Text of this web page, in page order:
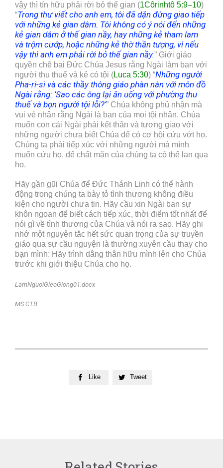
vậy thì tín hữu phải rời bỏ thế gian (1Côrinhtô 5:9–10)
“Trong thư viết cho anh em, tôi đã dặn đừng giao tiếp
với những kẻ gian dâm. Tôi không có ý nói đến những
kẻ gian dâm ở thế gian nầy, hay những kẻ tham lam
và trộm cướp, hoặc những kẻ thờ thần tượng, vì nếu
vậy thì anh em phải rời bỏ thế gian nầy.” Giới giáo
quyền chê bai Đức Chúa Jesus rằng Ngài làm bạn với
người thu thuế và kẻ có tội (Luca 5:30) “Những người
Pha-ri-si và các thầy thông giáo phàn nàn với môn đồ
Ngài rằng: ‘Sao các ông lại ăn uống với phường thu
thuế và bọn người tội lỗi?‘” Chúa không phủ nhận mà
vui vẻ nhận rằng Ngài là bạn của mọi tội nhân. Chúa
muốn con cái Ngài phải kết thân và tương giao với
những người chưa biết Chúa để có cơ hội cứu vớt họ.
Chúng ta phải tiếp xúc với những người mà mình
muốn cứu họ, để chất mặn của chúng ta có thể lan qua
họ.
Hãy gần gũi Chúa để Đức Thánh Linh có thể hành
động trong chúng ta bày tỏ tình thương không điều
kiện cho người chưa tin. Hãy cầu xin Ngài ban sự
khôn ngoan để biết cách tiếp xúc, thời điểm tốt nhất để
nói gì về tình thương của Chúa và nói ra sao. Hãy ghi
nhớ một nguyên tắc hết sức quan trọng của sự truyền
giáo qua sự cầu nguyện là thường xuyên cầu thay cho
bạn mình: Hãy trình dâng thân hữu mình lên cho Chúa
trước khi giới thiệu Chúa cho họ.
LamNguoiGieoGiong01.docx
MS CTB
 Like  Tweet